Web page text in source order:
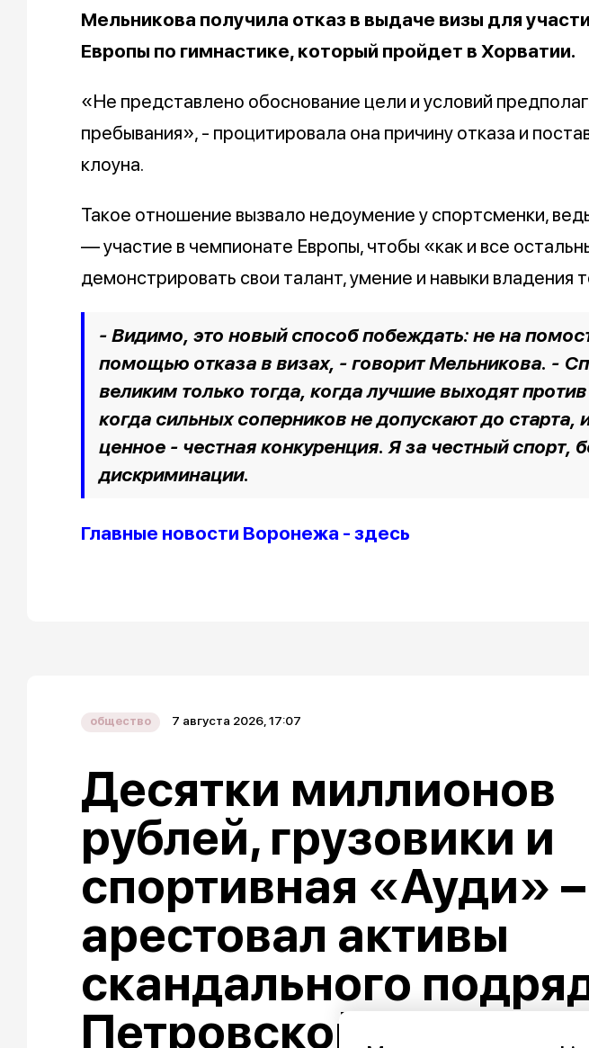
Мельникова получила отказ в выдаче визы для
Европы по гимнастике, который пройдет в Хорватии.
«Не представлено обоснование цели и условий
пребывания», - процитировала она причину отказа и
клоуна.
Такое отношение вызвало недоумение у спортсменки,
— участие в чемпионате Европы, чтобы «как и все
демонстрировать свои талант, умение и навыки владения
- Видимо, это новый способ побеждать: не на
помощью отказа в визах, - говорит Мельникова. -
великим только тогда, когда лучшие выходят
когда сильных соперников не допускают до старта,
ценное - честная конкуренция. Я за честный спорт,
дискриминации.
Главные новости Воронежа - здесь
общество 7 августа 2026, 17:07
Десятки миллионов
рублей, грузовики и
спортивная «Ауди»
арестовал активы
скандального
Петровской